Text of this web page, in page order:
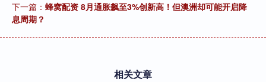
下一篇： 蜂窝配资 8月通胀飙至3%创新高！但澳洲却可能开启降
息周期？
相关文章